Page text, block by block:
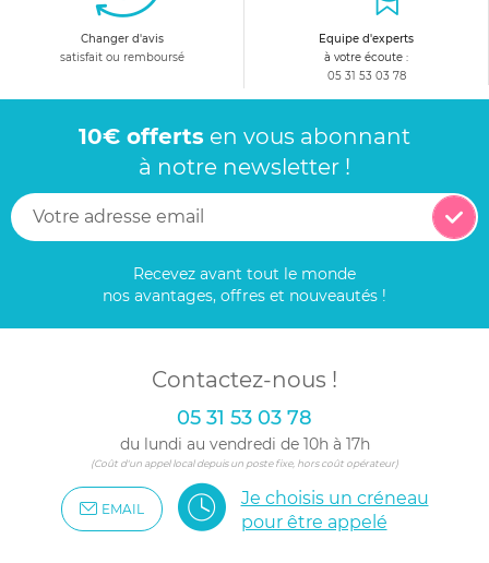
Changer d'avis
satisfait ou remboursé
Equipe d'experts
à votre écoute :
05 31 53 03 78
10€ offerts en vous abonnant
à notre newsletter !
Recevez avant tout le monde
nos avantages, offres et nouveautés !
Contactez-nous !
05 31 53 03 78
du lundi au vendredi de 10h à 17h
(Coût d'un appel local depuis un poste fixe, hors coût opérateur)
EMAIL
Je choisis un créneau
pour être appelé